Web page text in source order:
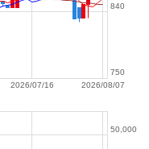
2026/08/07
2026/07/16
750
840
50,000